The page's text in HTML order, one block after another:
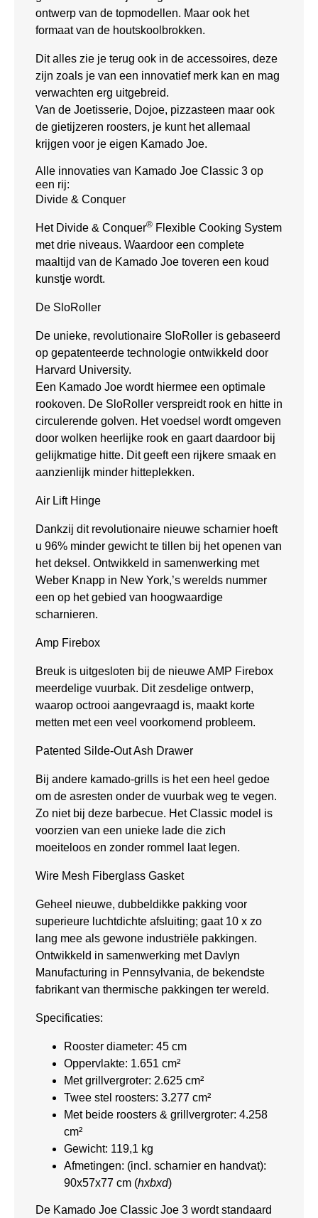
ontwerp van de topmodellen. Maar ook het
formaat van de houtskoolbrokken.
Dit alles zie je terug ook in de accessoires, deze
zijn zoals je van een innovatief merk kan en mag
verwachten erg uitgebreid.
Van de Joetisserie, Dojoe, pizzasteen maar ook
de gietijzeren roosters, je kunt het allemaal
krijgen voor je eigen Kamado Joe.
Alle innovaties van Kamado Joe Classic 3 op
een rij:
Divide & Conquer
Het Divide & Conquer® Flexible Cooking System
met drie niveaus. Waardoor een complete
maaltijd van de Kamado Joe toveren een koud
kunstje wordt.
De SloRoller
De unieke, revolutionaire SloRoller is gebaseerd
op gepatenteerde technologie ontwikkeld door
Harvard University.
Een Kamado Joe wordt hiermee een optimale
rookoven. De SloRoller verspreidt rook en hitte in
circulerende golven. Het voedsel wordt omgeven
door wolken heerlijke rook en gaart daardoor bij
gelijkmatige hitte. Dit geeft een rijkere smaak en
aanzienlijk minder hitteplekken.
Air Lift Hinge
Dankzij dit revolutionaire nieuwe scharnier hoeft
u 96% minder gewicht te tillen bij het openen van
het deksel. Ontwikkeld in samenwerking met
Weber Knapp in New York,’s werelds nummer
een op het gebied van hoogwaardige
scharnieren.
Amp Firebox
Breuk is uitgesloten bij de nieuwe AMP Firebox
meerdelige vuurbak. Dit zesdelige ontwerp,
waarop octrooi aangevraagd is, maakt korte
metten met een veel voorkomend probleem.
Patented Silde-Out Ash Drawer
Bij andere kamado-grills is het een heel gedoe
om de asresten onder de vuurbak weg te vegen.
Zo niet bij deze barbecue. Het Classic model is
voorzien van een unieke lade die zich
moeiteloos en zonder rommel laat legen.
Wire Mesh Fiberglass Gasket
Geheel nieuwe, dubbeldikke pakking voor
superieure luchtdichte afsluiting; gaat 10 x zo
lang mee als gewone industriële pakkingen.
Ontwikkeld in samenwerking met Davlyn
Manufacturing in Pennsylvania, de bekendste
fabrikant van thermische pakkingen ter wereld.
Specificaties:
Rooster diameter: 45 cm
Oppervlakte: 1.651 cm²
Met grillvergroter: 2.625 cm²
Twee stel roosters: 3.277 cm²
Met beide roosters & grillvergroter: 4.258
cm²
Gewicht: 119,1 kg
Afmetingen: (incl. scharnier en handvat):
90x57x77 cm (hxbxd)
De Kamado Joe Classic Joe 3 wordt standaard